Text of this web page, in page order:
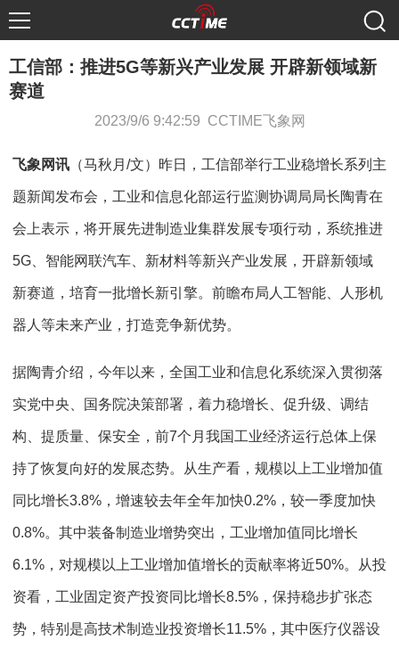
工信部：推进5G等新兴产业发展 开辟新领域新
赛道
2023/9/6 9:42:59 CCTIME飞象网
飞象网讯 （马秋月/文）昨日，工信部举行工业稳增长系列主
题新闻发布会，工业和信息化部运行监测协调局局长陶青在
会上表示，将开展先进制造业集群发展专项行动，系统推进
5G、智能网联汽车、新材料等新兴产业发展，开辟新领域
新赛道，培育一批增长新引擎。前瞻布局人工智能、人形机
器人等未来产业，打造竞争新优势。
据陶青介绍，今年以来，全国工业和信息化系统深入贯彻落
实党中央、国务院决策部署，着力稳增长、促升级、调结
构、提质量、保安全，前7个月我国工业经济运行总体上保
持了恢复向好的发展态势。从生产看，规模以上工业增加值
同比增长3.8%，增速较去年全年加快0.2%，较一季度加快
0.8%。其中装备制造业增势突出，工业增加值同比增长
6.1%，对规模以上工业增加值增长的贡献率将近50%。从投
资看，工业固定资产投资同比增长8.5%，保持稳步扩张态
势，特别是高技术制造业投资增长11.5%，其中医疗仪器设